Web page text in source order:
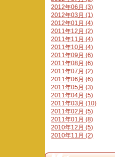
2012年06月 (3)
2012年03月 (1)
2012年01月 (4)
2011年12月 (2)
2011年11月 (4)
2011年10月 (4)
2011年09月 (6)
2011年08月 (6)
2011年07月 (2)
2011年06月 (6)
2011年05月 (3)
2011年04月 (5)
2011年03月 (10)
2011年02月 (5)
2011年01月 (8)
2010年12月 (5)
2010年11月 (2)